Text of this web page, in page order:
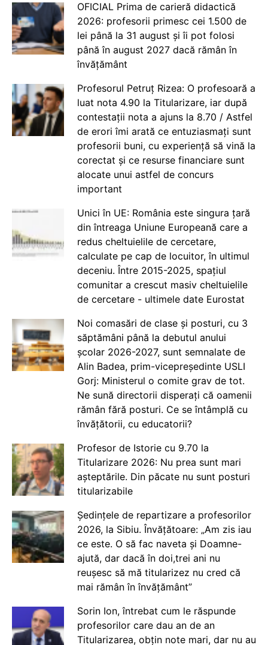
OFICIAL Prima de carieră didactică
2026: profesorii primesc cei 1.500 de
lei până la 31 august și îi pot folosi
până în august 2027 dacă rămân în
învățământ
Profesorul Petruț Rizea: O profesoară a
luat nota 4.90 la Titularizare, iar după
contestații nota a ajuns la 8.70 / Astfel
de erori îmi arată ce entuziasmați sunt
profesorii buni, cu experiență să vină la
corectat și ce resurse financiare sunt
alocate unui astfel de concurs
important
Unici în UE: România este singura țară
din întreaga Uniune Europeană care a
redus cheltuielile de cercetare,
calculate pe cap de locuitor, în ultimul
deceniu. Între 2015-2025, spațiul
comunitar a crescut masiv cheltuielile
de cercetare - ultimele date Eurostat
Noi comasări de clase și posturi, cu 3
săptămâni până la debutul anului
școlar 2026-2027, sunt semnalate de
Alin Badea, prim-vicepreședinte USLI
Gorj: Ministerul o comite grav de tot.
Ne sună directorii disperați că oamenii
rămân fără posturi. Ce se întâmplă cu
învățătorii, cu educatorii?
Profesor de Istorie cu 9.70 la
Titularizare 2026: Nu prea sunt mari
așteptările. Din păcate nu sunt posturi
titularizabile
Ședințele de repartizare a profesorilor
2026, la Sibiu. Învățătoare: „Am zis iau
ce este. O să fac naveta și Doamne-
ajută, dar dacă în doi,trei ani nu
reușesc să mă titularizez nu cred că
mai rămân în învățământ”
Sorin Ion, întrebat cum le răspunde
profesorilor care dau an de an
Titularizarea, obțin note mari, dar nu au